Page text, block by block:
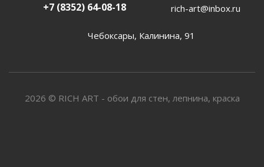
+7 (8352) 64-08-18 rich-art@inbox.ru
Чебоксары, Калинина, 91
2026 © RICH ART - обои для стен, лепнина, краска